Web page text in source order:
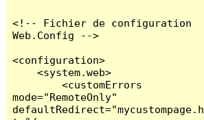
<!-- Fichier de configuration
Web.Config -->
<configuration>
    <system.web>
        <customErrors
mode="RemoteOnly"
defaultRedirect="mycustompage.h